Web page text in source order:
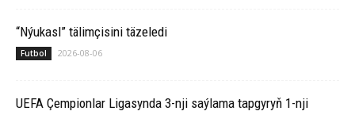
“Nýukasl” tälimçisini täzeledi
Futbol 2026-08-06
UEFA Çempionlar Ligasynda 3-nji saýlama tapgyryň 1-nji